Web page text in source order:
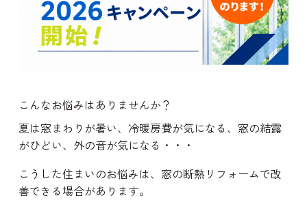
こんなお悩みはありませんか？
夏は窓まわりが暑い、冷暖房費が気になる、窓の結露
がひどい、外の音が気になる・・・
こうした住まいのお悩みは、窓の断熱リフォームで改
善できる場合があります。